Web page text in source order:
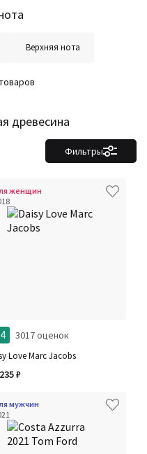
Верхняя нота
древесина
Фильтры
женщин
4 3017 оценок
Love Marc Jacobs
235₽
мужчин